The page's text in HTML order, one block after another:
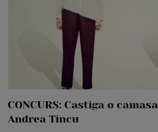
CONCURS: Castiga o
Andrea Tincu